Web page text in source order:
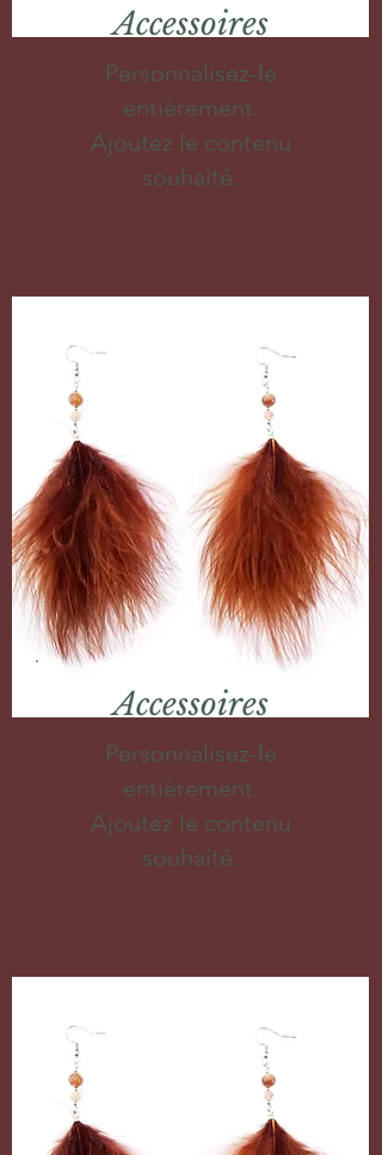
Accessoires
Personnalisez-le
entièrement.
Ajoutez le contenu
souhaité.
Accessoires
Personnalisez-le
entièrement.
Ajoutez le contenu
souhaité.